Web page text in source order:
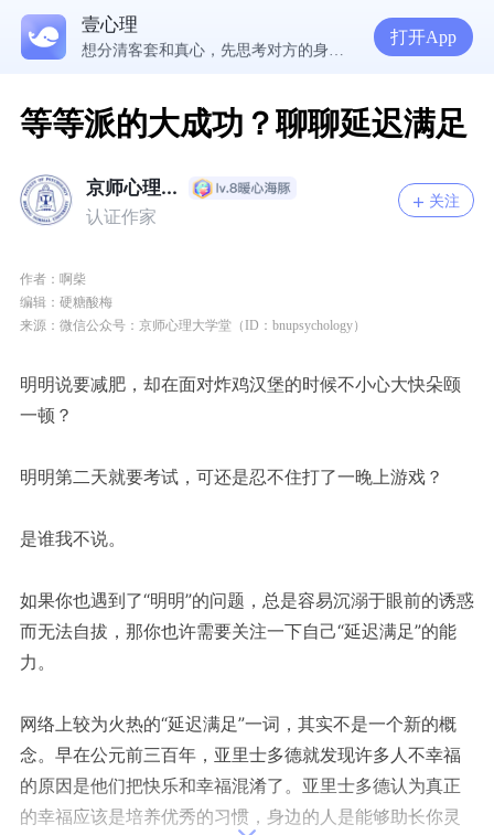
壹心理
打开App
等等派的大成功？聊聊延迟满足
京师心理...
认证作家
关注
作者：啊柴
编辑：硬糖酸梅
来源：微信公众号：京师心理大学堂（ID：bnupsychology）
明明说要减肥，却在面对炸鸡汉堡的时候不小心大快朵颐
一顿？
明明第二天就要考试，可还是忍不住打了一晚上游戏？
是谁我不说。
如果你也遇到了“明明”的问题，总是容易沉溺于眼前的诱惑
而无法自拔，那你也许需要关注一下自己“延迟满足”的能
力。
网络上较为火热的“延迟满足”一词，其实不是一个新的概
念。早在公元前三百年，亚里士多德就发现许多人不幸福
的原因是他们把快乐和幸福混淆了。亚里士多德认为真正
的幸福应该是培养优秀的习惯，身边的人是能够助长你灵